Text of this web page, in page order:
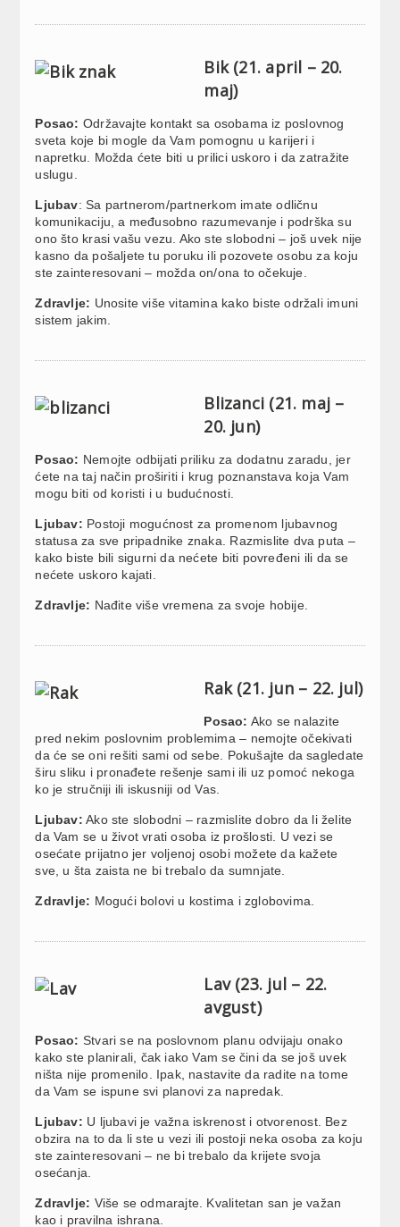
Bik (21. april – 20.
maj)
Posao: Održavajte kontakt sa osobama iz poslovnog
sveta koje bi mogle da Vam pomognu u karijeri i
napretku. Možda ćete biti u prilici uskoro i da zatražite
uslugu.
Ljubav: Sa partnerom/partnerkom imate odličnu
komunikaciju, a međusobno razumevanje i podrška su
ono što krasi vašu vezu. Ako ste slobodni – još uvek nije
kasno da pošaljete tu poruku ili pozovete osobu za koju
ste zainteresovani – možda on/ona to očekuje.
Zdravlje: Unosite više vitamina kako biste održali imuni
sistem jakim.
Blizanci (21. maj –
20. jun)
Posao: Nemojte odbijati priliku za dodatnu zaradu, jer
ćete na taj način proširiti i krug poznanstava koja Vam
mogu biti od koristi i u budućnosti.
Ljubav: Postoji mogućnost za promenom ljubavnog
statusa za sve pripadnike znaka. Razmislite dva puta –
kako biste bili sigurni da nećete biti povređeni ili da se
nećete uskoro kajati.
Zdravlje: Nađite više vremena za svoje hobije.
Rak (21. jun – 22. jul)
Posao: Ako se nalazite
pred nekim poslovnim problemima – nemojte očekivati
da će se oni rešiti sami od sebe. Pokušajte da sagledate
širu sliku i pronađete rešenje sami ili uz pomoć nekoga
ko je stručniji ili iskusniji od Vas.
Ljubav: Ako ste slobodni – razmislite dobro da li želite
da Vam se u život vrati osoba iz prošlosti. U vezi se
osećate prijatno jer voljenoj osobi možete da kažete
sve, u šta zaista ne bi trebalo da sumnjate.
Zdravlje: Mogući bolovi u kostima i zglobovima.
Lav (23. jul – 22.
avgust)
Posao: Stvari se na poslovnom planu odvijaju onako
kako ste planirali, čak iako Vam se čini da se još uvek
ništa nije promenilo. Ipak, nastavite da radite na tome
da Vam se ispune svi planovi za napredak.
Ljubav: U ljubavi je važna iskrenost i otvorenost. Bez
obzira na to da li ste u vezi ili postoji neka osoba za koju
ste zainteresovani – ne bi trebalo da krijete svoja
osećanja.
Zdravlje: Više se odmarajte. Kvalitetan san je važan
kao i pravilna ishrana.